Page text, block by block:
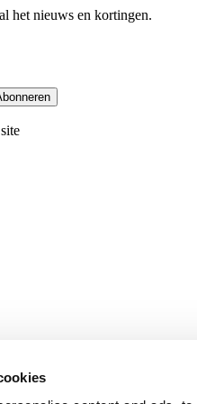
het nieuws en kortingen.